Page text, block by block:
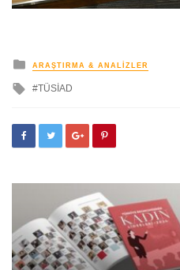
yayınlanan
ARAŞTIRMA & ANALIZLER
ileTÜSİAD